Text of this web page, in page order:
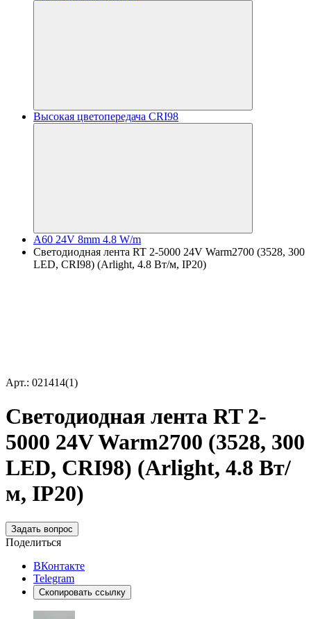
Высокая цветопередача CRI98
A60 24V 8mm 4.8 W/m
Светодиодная лента RT 2-5000 24V Warm2700 (3528, 300
LED, CRI98) (Arlight, 4.8 Вт/м, IP20)
Арт.: 021414(1)
Светодиодная лента RT 2-
5000 24V Warm2700 (3528, 300
LED, CRI98) (Arlight, 4.8 Вт/
м, IP20)
Задать вопрос
Поделиться
ВКонтакте
Telegram
Скопировать ссылку